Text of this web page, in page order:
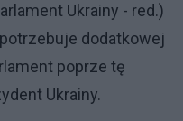
Ukrainy - red.)
dodatkowej
poprze tę
Ukrainy.